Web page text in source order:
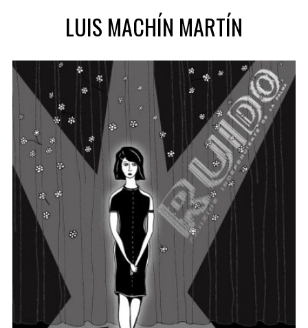
LUIS MACHÍN MARTÍN